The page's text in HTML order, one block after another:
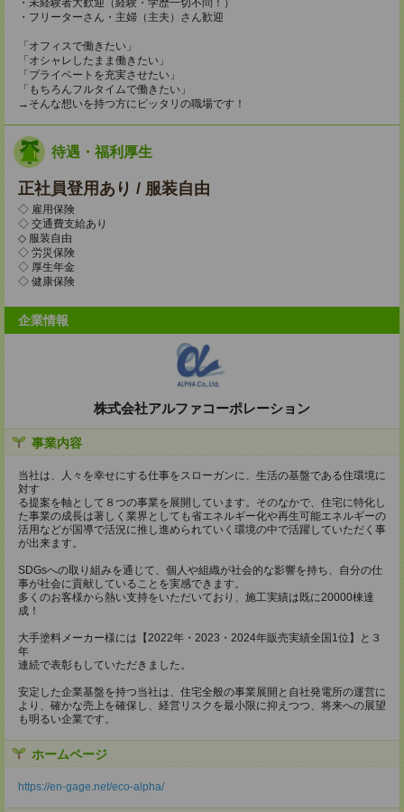
・未経験者大歓迎（経験・学歴一切不問！）
・フリーターさん・主婦（主夫）さん歓迎
「オフィスで働きたい」
「オシャレしたまま働きたい」
「プライベートを充実させたい」
「もちろんフルタイムで働きたい」
→そんな想いを持つ方にピッタリの職場です！
待遇・福利厚生
正社員登用あり / 服装自由
◇ 雇用保険
◇ 交通費支給あり
◇ 服装自由
◇ 労災保険
◇ 厚生年金
◇ 健康保険
企業情報
株式会社アルファコーポレーション
事業内容
当社は、人々を幸せにする仕事をスローガンに、生活の基盤である住環境に
対す
る提案を軸として８つの事業を展開しています。そのなかで、住宅に特化し
た事業の成長は著しく業界としても省エネルギー化や再生可能エネルギーの
活用などが国導で活況に推し進められていく環境の中で活躍していただく事
が出来ます。
SDGsへの取り組みを通じて、個人や組織が社会的な影響を持ち、自分の仕
事が社会に貢献していることを実感できます。
多くのお客様から熱い支持をいただいており、施工実績は既に20000棟達
成！
大手塗料メーカー様には【2022年・2023・2024年販売実績全国1位】と３
年
連続で表彰もしていただきました。
安定した企業基盤を持つ当社は、住宅全般の事業展開と自社発電所の運営に
より、確かな売上を確保し、経営リスクを最小限に抑えつつ、将来への展望
も明るい企業です。
ホームページ
https://en-gage.net/eco-alpha/